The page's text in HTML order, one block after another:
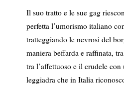
Il suo tratto e le sue gag
perfetta l’umorismo italiano
tratteggiando le nevrosi del
maniera beffarda e raffinata,
tra l’affettuoso e il crudele
leggiadra che in Italia